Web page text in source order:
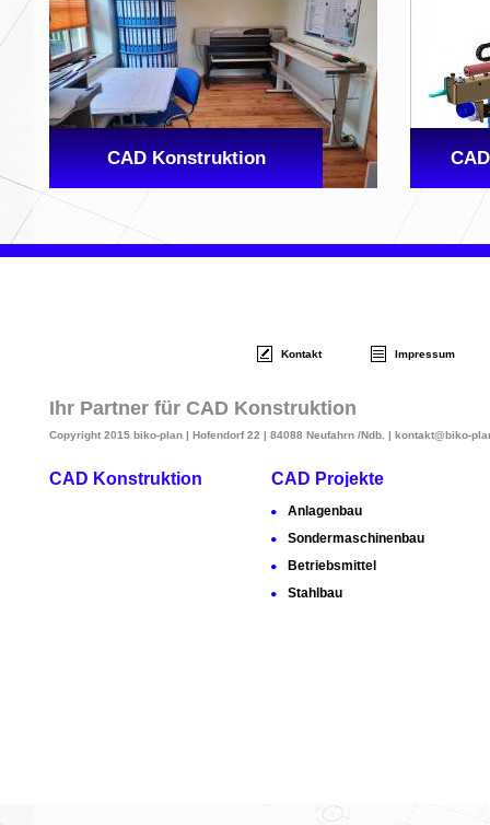
CAD Konstruktion
CAD Konstruktion CAD Projekte
Anlagenbau
Sondermaschinenbau
Betriebsmittel
Stahlbau
Kontakt Impressum
Ihr Partner für CAD Konstruktion
Copyright 2015 biko-plan | Hofendorf 22 | 84088 Neufahrn /Ndb. | kontakt@biko-